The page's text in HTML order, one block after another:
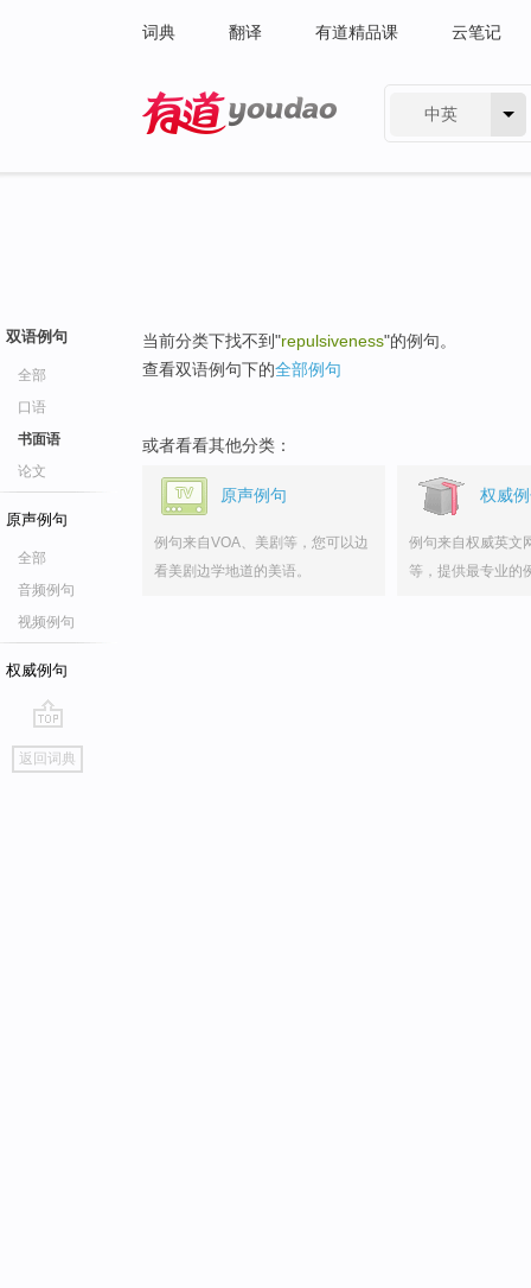
词典 翻译 有道精品课 云笔记
中英
双语例句
全部
口语
书面语
论文
原声例句
全部
音频例句
视频例句
权威例句
go
top
返回词典
当前分类下找不到"repulsiveness"的例句。
查看双语例句下的全部例句
或者看看其他分类：
原声例句
例句来自VOA、美剧等，您可以边
看美剧边学地道的美语。
权威
例句来自权威英文
等，提供最专业的